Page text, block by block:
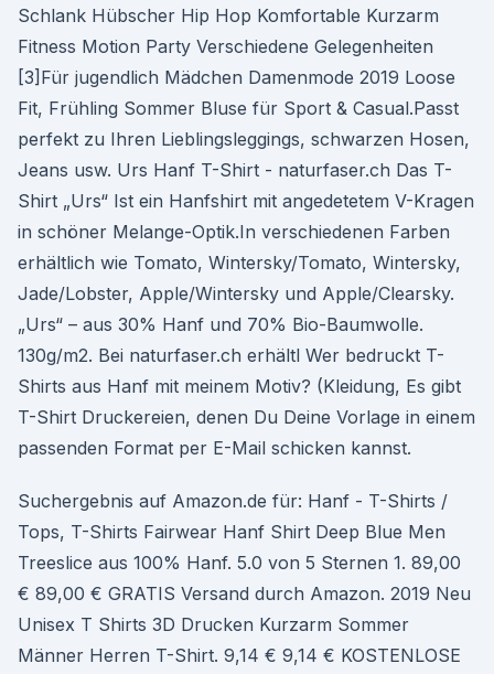
Schlank Hübscher Hip Hop Komfortable Kurzarm
Fitness Motion Party Verschiedene Gelegenheiten
[3]Für jugendlich Mädchen Damenmode 2019 Loose
Fit, Frühling Sommer Bluse für Sport & Casual.Passt
perfekt zu Ihren Lieblingsleggings, schwarzen Hosen,
Jeans usw. Urs Hanf T-Shirt - naturfaser.ch Das T-
Shirt „Urs“ Ist ein Hanfshirt mit angedetetem V-Kragen
in schöner Melange-Optik.In verschiedenen Farben
erhältlich wie Tomato, Wintersky/Tomato, Wintersky,
Jade/Lobster, Apple/Wintersky und Apple/Clearsky.
„Urs“ – aus 30% Hanf und 70% Bio-Baumwolle.
130g/m2. Bei naturfaser.ch erhältl Wer bedruckt T-
Shirts aus Hanf mit meinem Motiv? (Kleidung, Es gibt
T-Shirt Druckereien, denen Du Deine Vorlage in einem
passenden Format per E-Mail schicken kannst.
Suchergebnis auf Amazon.de für: Hanf - T-Shirts /
Tops, T-Shirts Fairwear Hanf Shirt Deep Blue Men
Treeslice aus 100% Hanf. 5.0 von 5 Sternen 1. 89,00
€ 89,00 € GRATIS Versand durch Amazon. 2019 Neu
Unisex T Shirts 3D Drucken Kurzarm Sommer
Männer Herren T-Shirt. 9,14 € 9,14 € KOSTENLOSE